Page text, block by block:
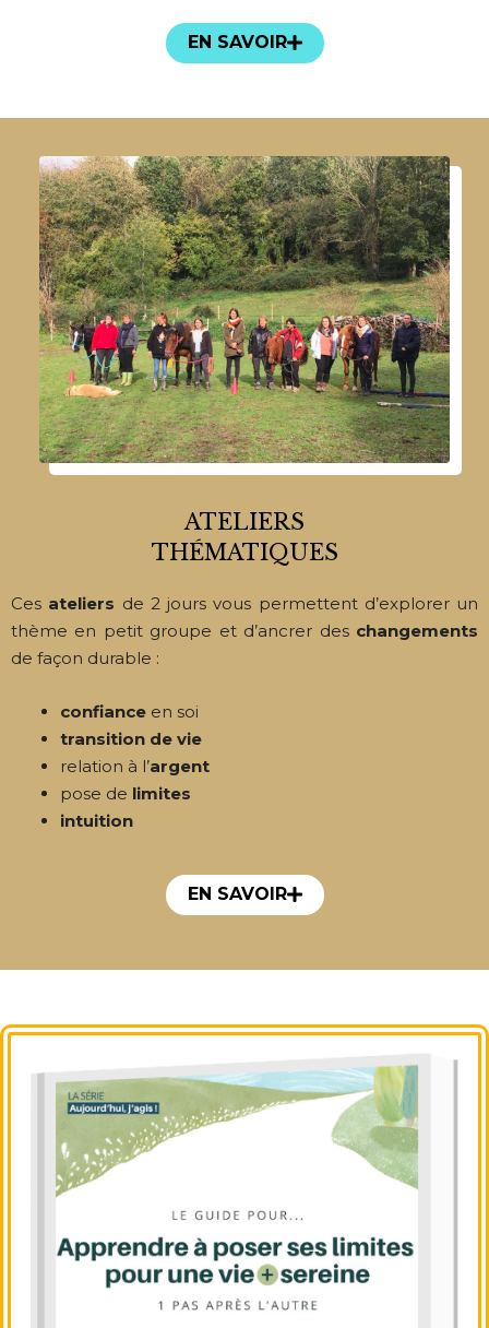
EN SAVOIR
ATELIERS
THÉMATIQUES
Ces ateliers de 2 jours vous permettent d’explorer un
thème en petit groupe et d’ancrer des changements
de façon durable :
confiance en soi
transition de vie
relation à l’argent
pose de limites
intuition
EN SAVOIR